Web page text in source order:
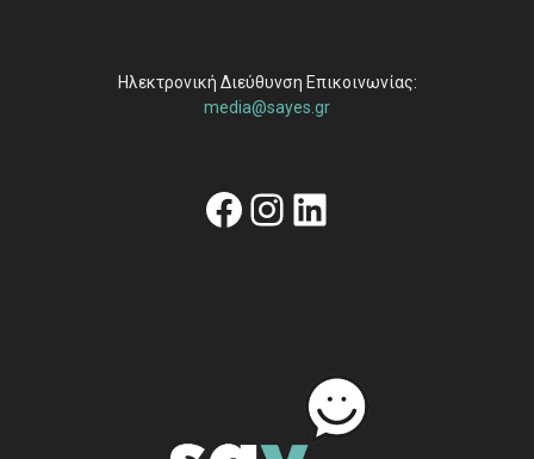
Ηλεκτρονική Διεύθυνση Επικοινωνίας:
media@sayes.gr
Facebook
Instagram
Linkedin